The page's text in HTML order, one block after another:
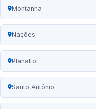
Montanha
Nações
Planalto
Santo Antônio